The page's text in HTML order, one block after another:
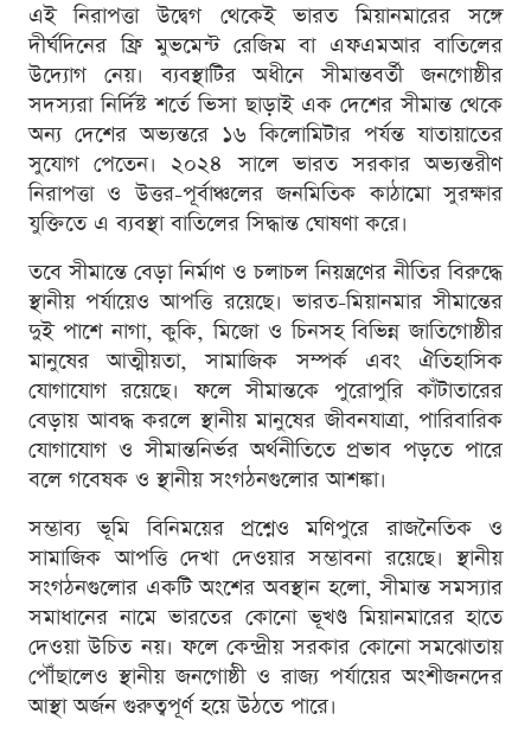
এই নিরাপত্তা উদ্বেগ থেকেই ভারত মিয়ানমারের সঙ্গে
দীর্ঘদিনের ফ্রি মুভমেন্ট রেজিম বা এফএমআর বাতিলের
উদ্যোগ নেয়। ব্যবস্থাটির অধীনে সীমান্তবর্তী জনগোষ্ঠীর
সদস্যরা নির্দিষ্ট শর্তে ভিসা ছাড়াই এক দেশের সীমান্ত থেকে
অন্য দেশের অভ্যন্তরে ১৬ কিলোমিটার পর্যন্ত যাতায়াতের
সুযোগ পেতেন। ২০২৪ সালে ভারত সরকার অভ্যন্তরীণ
নিরাপত্তা ও উত্তর-পূর্বাঞ্চলের জনমিতিক কাঠামো সুরক্ষার
যুক্তিতে এ ব্যবস্থা বাতিলের সিদ্ধান্ত ঘোষণা করে।
তবে সীমান্তে বেড়া নির্মাণ ও চলাচল নিয়ন্ত্রণের নীতির বিরুদ্ধে
স্থানীয় পর্যায়েও আপত্তি রয়েছে। ভারত-মিয়ানমার সীমান্তের
দুই পাশে নাগা, কুকি, মিজো ও চিনসহ বিভিন্ন জাতিগোষ্ঠীর
মানুষের আত্মীয়তা, সামাজিক সম্পর্ক এবং ঐতিহাসিক
যোগাযোগ রয়েছে। ফলে সীমান্তকে পুরোপুরি কাঁটাতারের
বেড়ায় আবদ্ধ করলে স্থানীয় মানুষের জীবনযাত্রা, পারিবারিক
যোগাযোগ ও সীমান্তনির্ভর অর্থনীতিতে প্রভাব পড়তে পারে
বলে গবেষক ও স্থানীয় সংগঠনগুলোর আশঙ্কা।
সম্ভাব্য ভূমি বিনিময়ের প্রশ্নেও মণিপুরে রাজনৈতিক ও
সামাজিক আপত্তি দেখা দেওয়ার সম্ভাবনা রয়েছে। স্থানীয়
সংগঠনগুলোর একটি অংশের অবস্থান হলো, সীমান্ত সমস্যার
সমাধানের নামে ভারতের কোনো ভূখণ্ড মিয়ানমারের হাতে
দেওয়া উচিত নয়। ফলে কেন্দ্রীয় সরকার কোনো সমঝোতায়
পৌঁছালেও স্থানীয় জনগোষ্ঠী ও রাজ্য পর্যায়ের অংশীজনদের
আস্থা অর্জন গুরুত্বপূর্ণ হয়ে উঠতে পারে।